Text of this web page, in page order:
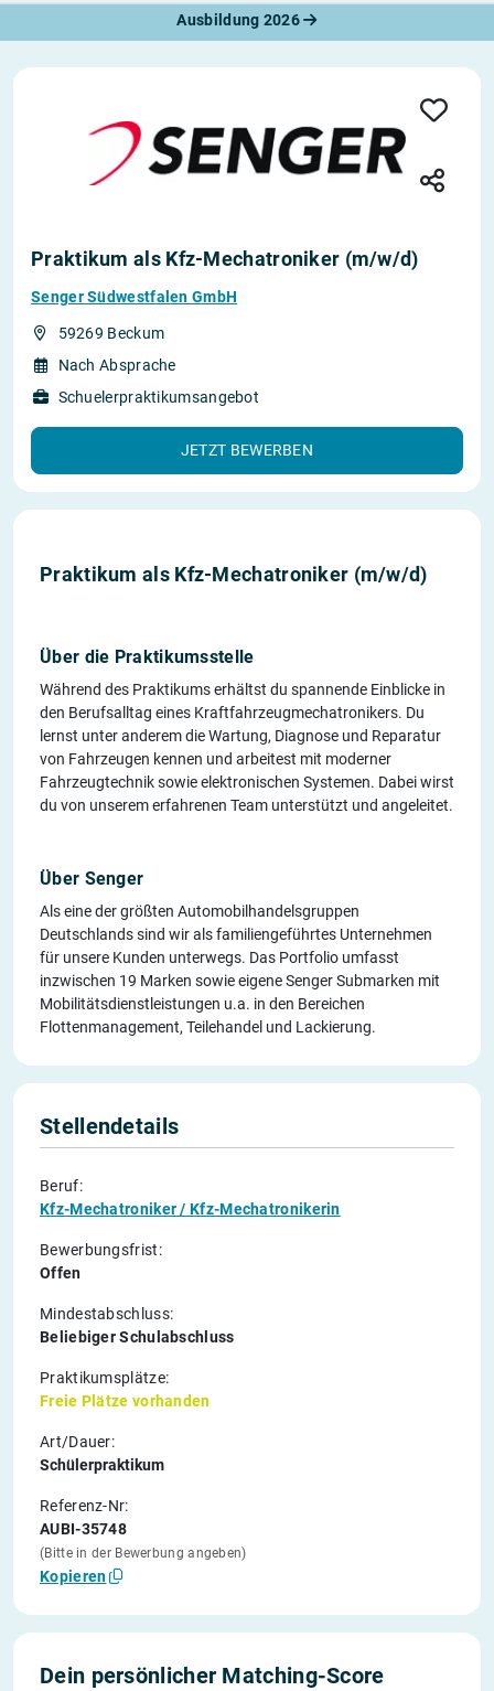
Ausbildung 2026
Praktikum als Kfz-Mechatroniker (m/w/d)
Senger Südwestfalen GmbH
59269 Beckum
Nach Absprache
Schuelerpraktikumsangebot
JETZT BEWERBEN
Praktikum als Kfz-Mechatroniker (m/w/d)
Über die Praktikumsstelle
Während des Praktikums erhältst du spannende Einblicke in
den Berufsalltag eines Kraftfahrzeugmechatronikers. Du
lernst unter anderem die Wartung, Diagnose und Reparatur
von Fahrzeugen kennen und arbeitest mit moderner
Fahrzeugtechnik sowie elektronischen Systemen. Dabei wirst
du von unserem erfahrenen Team unterstützt und angeleitet.
Über Senger
Als eine der größten Automobilhandelsgruppen
Deutschlands sind wir als familiengeführtes Unternehmen
für unsere Kunden unterwegs. Das Portfolio umfasst
inzwischen 19 Marken sowie eigene Senger Submarken mit
Mobilitätsdienstleistungen u.a. in den Bereichen
Flottenmanagement, Teilehandel und Lackierung.
Stellendetails
Beruf:
Kfz-Mechatroniker / Kfz-Mechatronikerin
Bewerbungsfrist:
Offen
Mindestabschluss:
Beliebiger Schulabschluss
Praktikumsplätze:
Freie Plätze vorhanden
Art/Dauer:
Schülerpraktikum
Referenz-Nr:
AUBI-35748
(Bitte in der Bewerbung angeben)
Kopieren
Dein persönlicher Matching-Score